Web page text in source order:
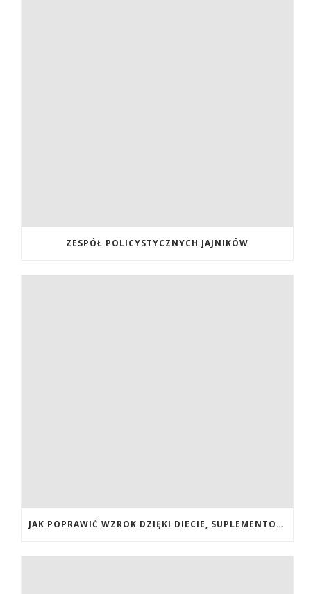
ZESPÓŁ POLICYSTYCZNYCH JAJNIKÓW
JAK POPRAWIĆ WZROK DZIĘKI DIECIE, SUPLEMENTOM BOGATYM W ANTYOKSYDANTY I WITAMINY. JAK POPRAWIĆ WZROK? DIETA NA LEPSZY WZROK. LUTEINA NA WZROK. WITAMINY NA WZROK.